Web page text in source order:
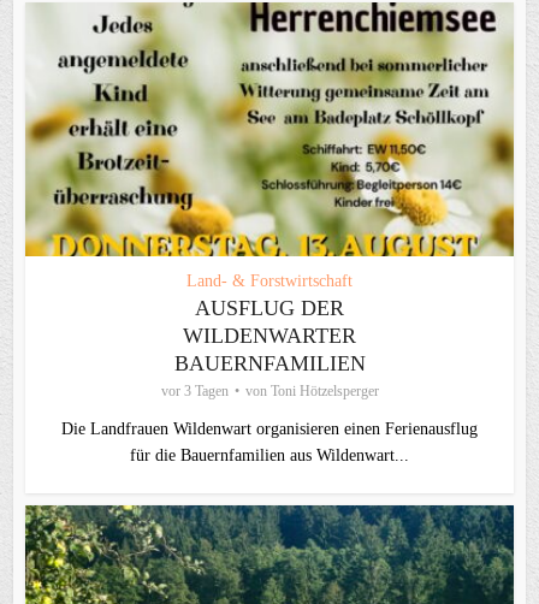
Land- & Forstwirtschaft
AUSFLUG DER
WILDENWARTER
BAUERNFAMILIEN
vor 3 Tagen von Toni Hötzelsperger
Die Landfrauen Wildenwart organisieren einen Ferienausflug
für die Bauernfamilien aus Wildenwart...